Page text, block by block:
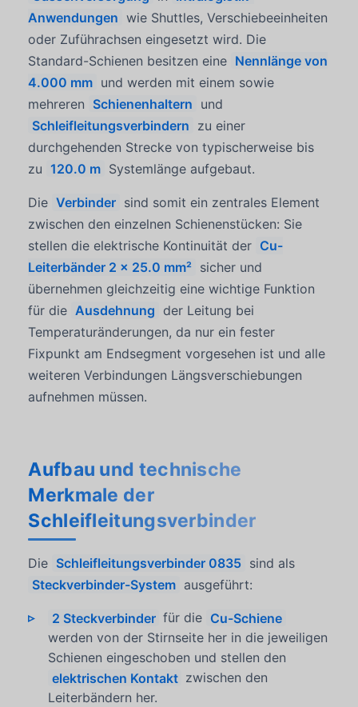
Anwendungen wie Shuttles, Verschiebeeinheiten
oder Zuführachsen eingesetzt wird. Die
Standard-Schienen besitzen eine Nennlänge von
4.000 mm und werden mit einem sowie
mehreren Schienenhaltern und
Schleifleitungsverbindern zu einer
durchgehenden Strecke von typischerweise bis
zu 120.0 m Systemlänge aufgebaut.
Die Verbinder sind somit ein zentrales Element
zwischen den einzelnen Schienenstücken: Sie
stellen die elektrische Kontinuität der Cu-
Leiterbänder 2 × 25.0 mm² sicher und
übernehmen gleichzeitig eine wichtige Funktion
für die Ausdehnung der Leitung bei
Temperaturänderungen, da nur ein fester
Fixpunkt am Endsegment vorgesehen ist und alle
weiteren Verbindungen Längsverschiebungen
aufnehmen müssen.
Aufbau und technische
Merkmale der
Schleifleitungsverbinder
Die Schleifleitungsverbinder 0835 sind als
Steckverbinder-System ausgeführt:
2 Steckverbinder für die Cu-Schiene
werden von der Stirnseite her in die jeweiligen
Schienen eingeschoben und stellen den
elektrischen Kontakt zwischen den
Leiterbändern her.